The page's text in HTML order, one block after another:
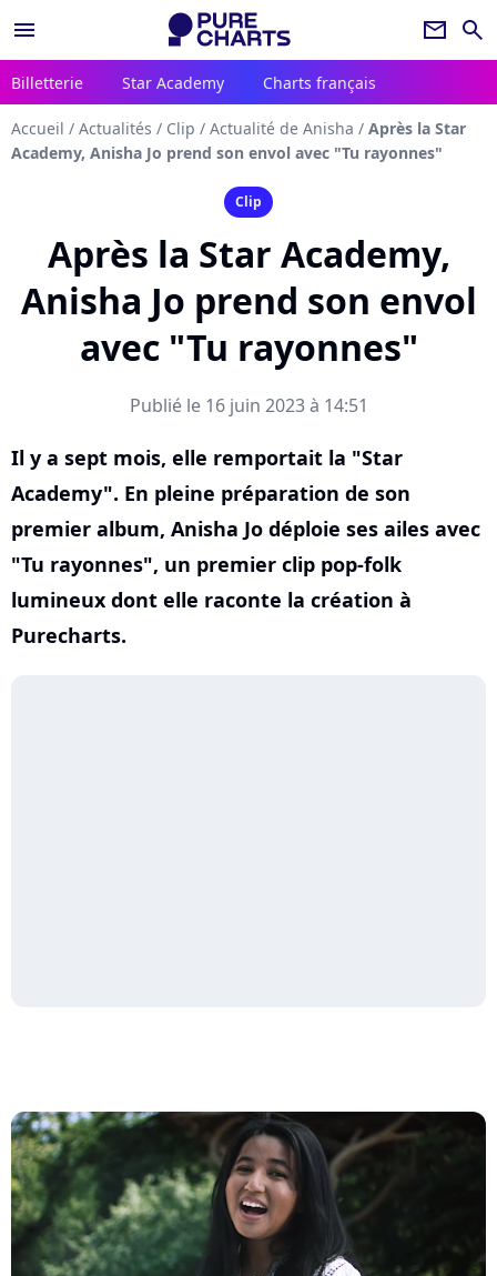
menu newsletter search
Billetterie Star Academy Charts français
Accueil / Actualités / Clip / Actualité de Anisha / Après la Star
Academy, Anisha Jo prend son envol avec "Tu rayonnes"
Clip
Après la Star Academy,
Anisha Jo prend son envol
avec "Tu rayonnes"
Publié le 16 juin 2023 à 14:51
Il y a sept mois, elle remportait la "Star
Academy". En pleine préparation de son
premier album, Anisha Jo déploie ses ailes avec
"Tu rayonnes", un premier clip pop-folk
lumineux dont elle raconte la création à
Purecharts.